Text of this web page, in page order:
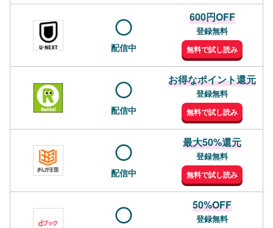
配信中
600円OFF
登録無料
無料で試し読み
配信中
お得なポイント還元
登録無料
無料で試し読み
配信中
最大50%還元
登録無料
無料で試し読み
50%OFF
登録無料